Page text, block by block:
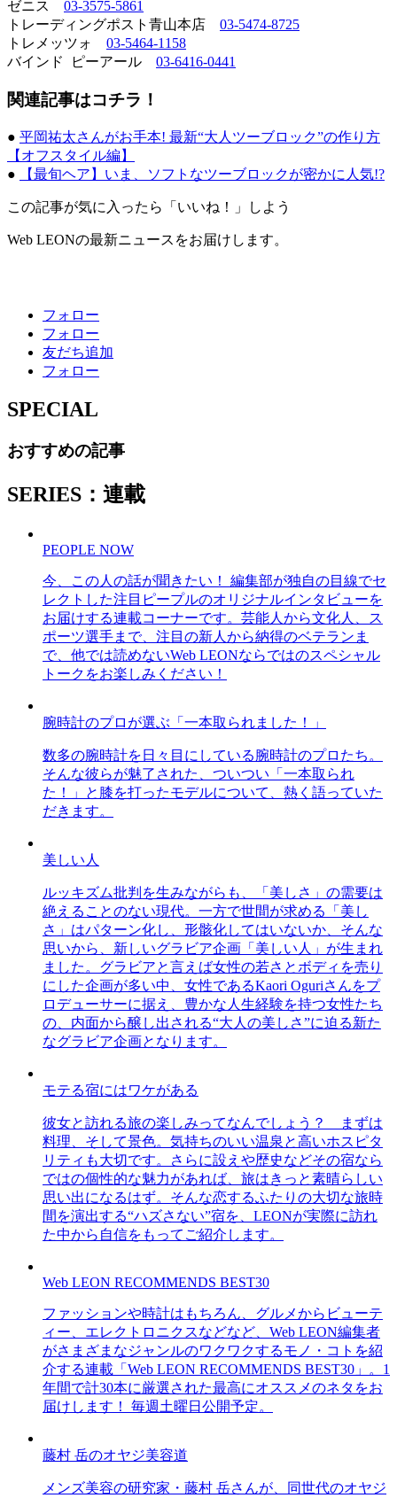
ゼニス 03-3575-5861
トレーディングポスト青山本店 03-5474-8725
トレメッツォ 03-5464-1158
バインド ピーアール 03-6416-0441
関連記事はコチラ！
● 平岡祐太さんがお手本! 最新“大人ツーブロック”の作り方
【オフスタイル編】
●
【最旬ヘア】いま、ソフトなツーブロックが密かに人気!?
この記事が気に入ったら「いいね！」しよう
Web LEONの最新ニュースをお届けします。
フォロー
フォロー
友だち追加
フォロー
SPECIAL
おすすめの記事
SERIES：連載
PEOPLE NOW
今、この人の話が聞きたい！ 編集部が独自の目線でセ
レクトした注目ピープルのオリジナルインタビューを
お届けする連載コーナーです。芸能人から文化人、ス
ポーツ選手まで、注目の新人から納得のベテランま
で、他では読めないWeb LEONならではのスペシャル
トークをお楽しみください！
腕時計のプロが選ぶ「一本取られました！」
数多の腕時計を日々目にしている腕時計のプロたち。
そんな彼らが魅了された、ついつい「一本取られ
た！」と膝を打ったモデルについて、熱く語っていた
だきます。
美しい人
ルッキズム批判を生みながらも、「美しさ」の需要は
絶えることのない現代。一方で世間が求める「美し
さ」はパターン化し、形骸化してはいないか、そんな
思いから、新しいグラビア企画「美しい人」が生まれ
ました。グラビアと言えば女性の若さとボディを売り
にした企画が多い中、女性であるKaori Oguriさんをプ
ロデューサーに据え、豊かな人生経験を持つ女性たち
の、内面から醸し出される“大人の美しさ”に迫る新た
なグラビア企画となります。
モテる宿にはワケがある
彼女と訪れる旅の楽しみってなんでしょう？ まずは
料理、そして景色。気持ちのいい温泉と高いホスピタ
リティも大切です。さらに設えや歴史などその宿なら
ではの個性的な魅力があれば、旅はきっと素晴らしい
思い出になるはず。そんな恋するふたりの大切な旅時
間を演出する“ハズさない”宿を、LEONが実際に訪れ
た中から自信をもってご紹介します。
Web LEON RECOMMENDS BEST30
ファッションや時計はもちろん、グルメからビューテ
ィー、エレクトロニクスなどなど、Web LEON編集者
がさまざまなジャンルのワクワクするモノ・コトを紹
介する連載「Web LEON RECOMMENDS BEST30」。1
年間で計30本に厳選された最高にオススメのネタをお
届けします！ 毎週土曜日公開予定。
藤村 岳のオヤジ美容道
メンズ美容の研究家・藤村 岳さんが、同世代のオヤジ